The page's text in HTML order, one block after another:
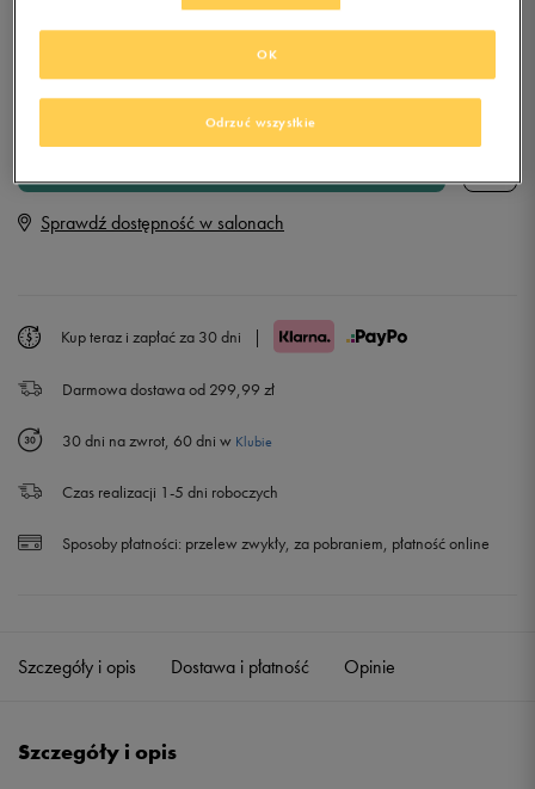
Wybierz rozmiar
22 cm
37 1/3 23 cm
38 23,5 cm
38 2/3 24 cm
42 26,5 cm
Sprawdź dostępność w salonach
Kup teraz i zapłać za 30 dni |
Darmowa dostawa od 299,99 zł
30 dni na zwrot, 60 dni w Klubie
Czas realizacji 1-5 dni roboczych
Sposoby płatności: przelew zwykły, za pobraniem, płatność online
Szczegóły i opis Dostawa i płatność Opinie
Szczegóły i opis
Odrzuć wszystkie
OK